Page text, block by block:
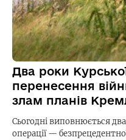
Два роки
перенесення
злам планів
Сьогодні виповнюється
операції —